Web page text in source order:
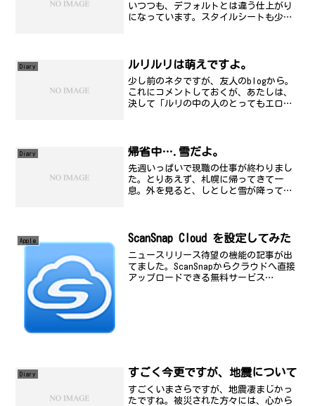
いつつも、デフォルトとは違う仕上がり
になっています。スタイルシートも少し
Diary ルリルリは萌えですよ。
少し前のネタですが、友人のblogから。
これにコメントしておくが、あたしは、
決して「ルリの中の人のとってもエロい
Diary 帰省中….雪だよ。
先週いっぱいで現職の仕事が終わりまし
た。とりあえず、札幌に帰ってきて一
息。外を見ると、しとしと雪が降ってい
Apple ScanSnap Cloud を設定してみた
ニュースリリース待望の機能の記事が出
てました。ScanSnapからクラウドへ直接
アップロードできる無料サービス
Diary すごく今更ですが、地震について
すごくいまさらですが、地震凄まじかっ
たですね。被災された方々には、心から